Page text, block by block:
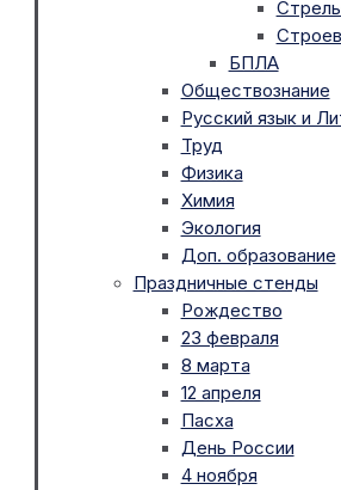
БПЛА
Обществознание
Русский язык и
Труд
Физика
Химия
Экология
Доп. образование
Праздничные стенды
Рождество
23 февраля
8 марта
12 апреля
Пасха
День России
4 ноября